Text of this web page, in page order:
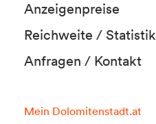
Anzeigenpreise
Reichweite / Statistik
Anfragen / Kontakt
Mein Dolomitenstadt.at